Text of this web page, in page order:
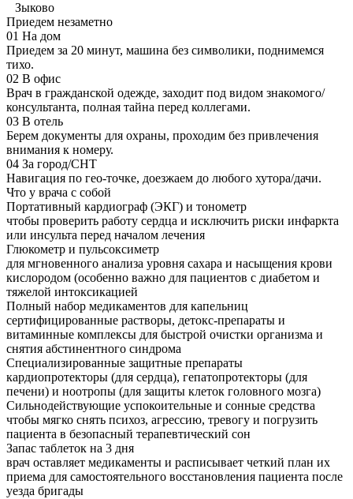
Зыково
Приедем незаметно
01 На дом
Приедем за 20 минут, машина без символики, поднимемся
тихо.
02 В офис
Врач в гражданской одежде, заходит под видом знакомого/
консультанта, полная тайна перед коллегами.
03 В отель
Берем документы для охраны, проходим без привлечения
внимания к номеру.
04 За город/СНТ
Навигация по гео-точке, доезжаем до любого хутора/дачи.
Что у врача с собой
Портативный кардиограф (ЭКГ) и тонометр
чтобы проверить работу сердца и исключить риски инфаркта
или инсульта перед началом лечения
Глюкометр и пульсоксиметр
для мгновенного анализа уровня сахара и насыщения крови
кислородом (особенно важно для пациентов с диабетом и
тяжелой интоксикацией
Полный набор медикаментов для капельниц
сертифицированные растворы, детокс-препараты и
витаминные комплексы для быстрой очистки организма и
снятия абстинентного синдрома
Специализированные защитные препараты
кардиопротекторы (для сердца), гепатопротекторы (для
печени) и ноотропы (для защиты клеток головного мозга)
Сильнодействующие успокоительные и сонные средства
чтобы мягко снять психоз, агрессию, тревогу и погрузить
пациента в безопасный терапевтический сон
Запас таблеток на 3 дня
врач оставляет медикаменты и расписывает четкий план их
приема для самостоятельного восстановления пациента после
уезда бригады